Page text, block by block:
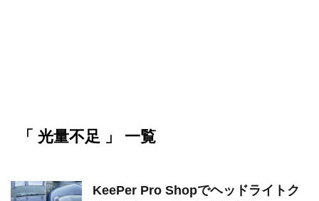
「 光量不足 」 一覧
KeePer Pro Shopでヘッドライトク